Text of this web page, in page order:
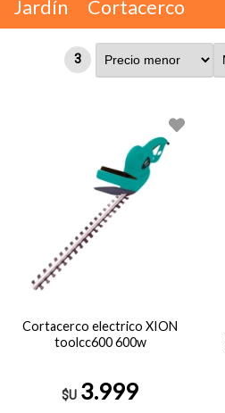
Jardín Cortacerco
3
Cortacerco electrico XION
toolcc600 600w
$U 3.999